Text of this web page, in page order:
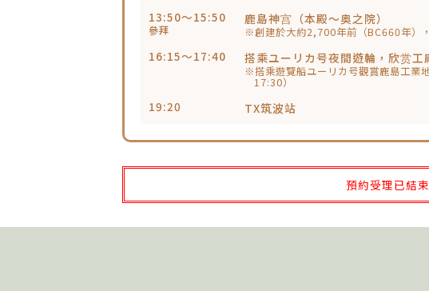
13:50～15:50
參拜
鹿島神宫（本殿～奥之院）
※創建於大約2,700年前（BC660年）
16:15～17:40 搭乘ユーリカ号夜間遊輪，欣赏工
※搭乘遊覽船ユーリカ号觀賞鹿島工業
17:30）
19:20 TX筑波站
預約受理已結